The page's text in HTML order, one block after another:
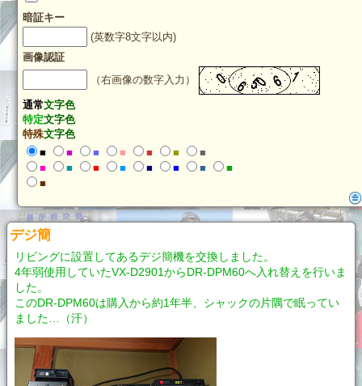
暗証キー
(英数字8文字以内)
画像認証
（右画像の数字入力）
通常文字色
特定文字色
特殊文字色
■
■ ■ ■ ■ ■
■
■
■ ■ ■ ■ ■ ■
■
■
デジ簡
リビングに設置してあるデジ簡機を交換しました。
4年弱使用していたVX-D2901からDR-DPM60へ入れ替えを行いま
した。
このDR-DPM60は購入から約1年半、シャックの片隅で眠ってい
ました…（汗）